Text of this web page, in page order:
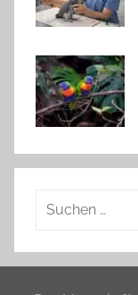
Suchen